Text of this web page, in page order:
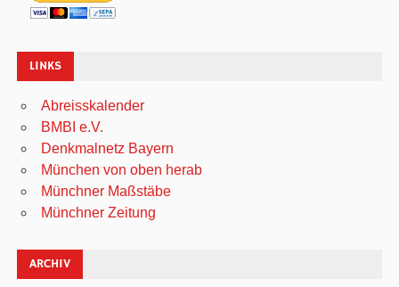
LINKS
Abreisskalender
BMBI e.V.
Denkmalnetz Bayern
München von oben herab
Münchner Maßstäbe
Münchner Zeitung
ARCHIV